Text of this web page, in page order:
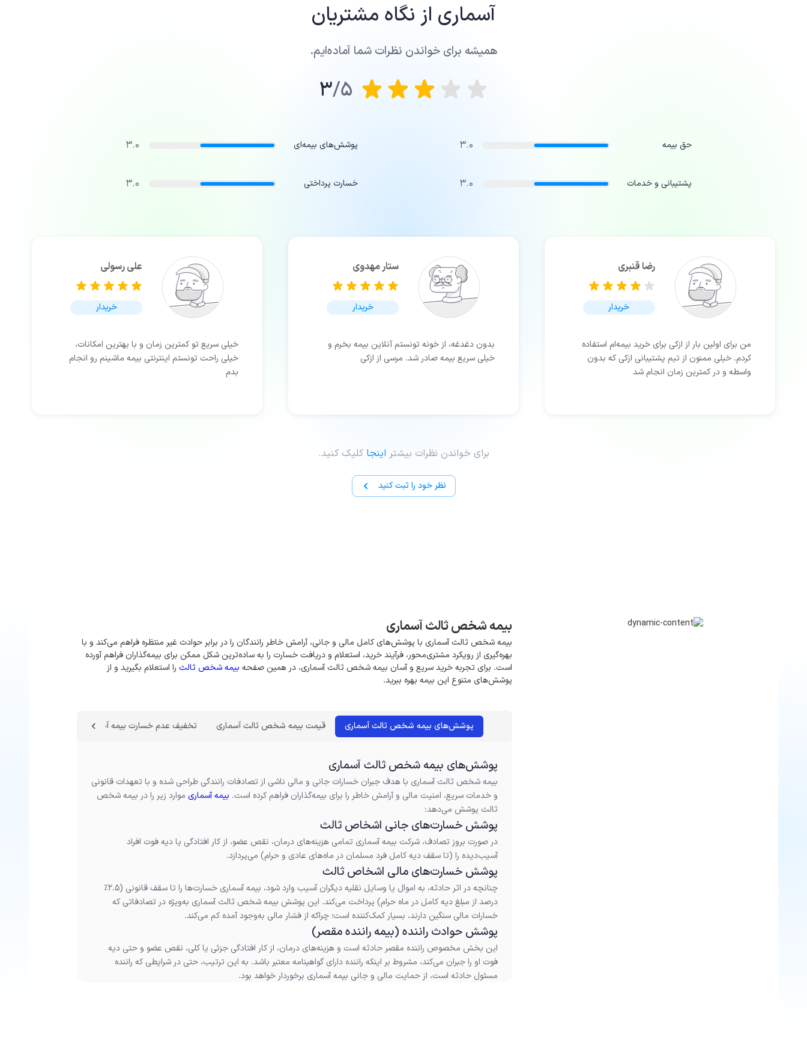
آسماری از نگاه مشتریان
همیشه برای خواندن نظرات شما آماده‌ایم.
5/
3
حق بیمه 3.0 پوشش‌های بیمه‌ای 3.0
پشتیبانی و خدمات 3.0 خسارت پرداختی 3.0
رضا قنبری
خریدار
من برای اولین بار از ازکی برای خرید بیمه‌ام استفاده
کردم. خیلی ممنون از تیم پشتیبانی ازکی که بدون
واسطه و در کمترین زمان انجام شد
ستار مهدوی
خریدار
بدون دغدغه، از خونه تونستم آنلاین بیمه بخرم و
خیلی سریع بیمه صادر شد. مرسی از ازکی
علی رسولی
خریدار
خیلی سریع تو کمترین زمان و با بهترین امکانات،
خیلی راحت تونستم اینترنتی بیمه ماشینم رو انجام
بدم
برای خواندن نظرات بیشتر اینجا کلیک کنید.
نظر خود را ثبت کنید
بیمه شخص ثالث آسماری
بیمه شخص ثالث آسماری با پوشش‌های کامل مالی و جانی، آرامش خاطر رانندگان را در برابر حوادث غیر منتظره فراهم می‌کند و با
بهره‌گیری از رویکرد مشتری‌محور، فرآیند خرید، استعلام و دریافت خسارت را به ساده‌ترین شکل ممکن برای بیمه‌گذاران فراهم آورده
است. برای تجربه خرید سریع و آسان بیمه شخص ثالث آسماری، در همین صفحه بیمه شخص ثالثرا استعلام بگیرید و از
پوشش‌های متنوع این بیمه بهره ببرید.
پوشش‌های بیمه شخص ثالث آسماری قیمت بیمه شخص ثالث آسماری تخفیف عدم خسارت بیمه آسماری خودرو
پوشش‌های بیمه شخص ثالث آسماری
بیمه شخص ثالث آسماری با هدف جبران خسارات جانی و مالی ناشی از تصادفات رانندگی طراحی شده و با تعهدات قانونی
و خدمات سریع، امنیت مالی و آرامش خاطر را برای بیمه‌گذاران فراهم کرده است. بیمه آسماریموارد زیر را در بیمه شخص
ثالث پوشش می‌دهد:
پوشش خسارت‌های جانی اشخاص ثالث
در صورت بروز تصادف، شرکت بیمه آسماری تمامی هزینه‌های درمان، نقص عضو، از کار افتادگی یا دیه فوت افراد
آسیب‌دیده را (تا سقف دیه کامل فرد مسلمان در ماه‌های عادی و حرام) می‌پردازد.
پوشش خسارت‌های مالی اشخاص ثالث
چنانچه در اثر حادثه، به اموال یا وسایل نقلیه دیگران آسیب وارد شود، بیمه آسماری خسارت‌ها را تا سقف قانونی (2.5%
درصد از مبلغ دیه کامل در ماه حرام) پرداخت می‌کند. این پوشش بیمه شخص ثالث آسماری به‌ویژه در تصادفاتی که
خسارات مالی سنگین دارند، بسیار کمک‌کننده است؛ چراکه از فشار مالی به‌وجود آمده کم می‌کند.
پوشش حوادث راننده (بیمه راننده مقصر)
این بخش مخصوص راننده مقصر حادثه است و هزینه‌های درمان، از کار افتادگی جزئی یا کلی، نقص عضو و حتی دیه
فوت او را جبران می‌کند، مشروط بر اینکه راننده دارای گواهینامه معتبر باشد. به این ترتیب، حتی در شرایطی که راننده
مسئول حادثه است، از حمایت مالی و جانی بیمه آسماری برخوردار خواهد بود.